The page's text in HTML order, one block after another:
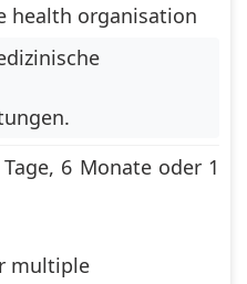
Oman
Papua New
Guinea
Pitcairn
health organisation
6 Monate oder 1
multiple